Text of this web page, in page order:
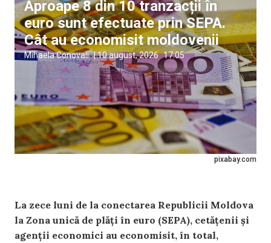
pixabay.com
Aproape 8 din 10 tranzacții în
euro sunt efectuate prin SEPA.
Cât au economisit moldovenii
Mihaela Conovali |10 august, 2026 17:05
La zece luni de la conectarea Republicii Moldova
la Zona unică de plăți în euro (SEPA), cetățenii și
agenții economici au economisit, în total,